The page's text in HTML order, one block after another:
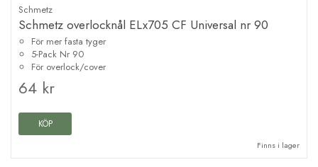
Schmetz
Schmetz overlocknål ELx705 CF Universal nr 90
För mer fasta tyger
5-Pack Nr 90
För overlock/cover
64 kr
KÖP
Finns i lager